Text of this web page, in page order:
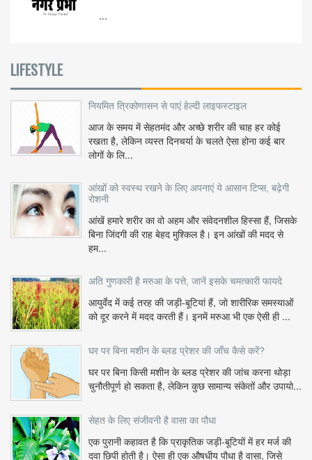
...
LIFESTYLE
नियमित त्रिकोणासन से पाएं हेल्दी लाइफस्टाइल
आज के समय में सेहतमंद और अच्छे शरीर की चाह हर कोई
रखता है, लेकिन व्यस्त दिनचर्या के चलते ऐसा होना कई बार
लोगों के लि...
आंखों को स्वस्थ रखने के लिए अपनाएं ये आसान टिप्स, बढ़ेगी
रोशनी
आंखें हमारे शरीर का वो अहम और संवेदनशील हिस्सा हैं, जिसके
बिना जिंदगी की राह बेहद मुश्किल है। इन आंखों की मदद से
हम...
अति गुणकारी है मरुआ के पत्ते, जानें इसके चमत्कारी फायदे
आयुर्वेद में कई तरह की जड़ी-बूटियां हैं, जो शारीरिक समस्याओं
को दूर करने में मदद करती हैं। इनमें मरुआ भी एक ऐसी ही ...
घर पर बिना मशीन के ब्लड प्रेशर की जाँच कैसे करें?
घर पर बिना किसी मशीन के ब्लड प्रेशर की जांच करना थोड़ा
चुनौतीपूर्ण हो सकता है, लेकिन कुछ सामान्य संकेतों और उपायो...
सेहत के लिए संजीवनी है वासा का पौधा
एक पुरानी कहावत है कि प्राकृतिक जड़ी-बूटियों में हर मर्ज की
दवा छिपी होती है। ऐसा ही एक औषधीय पौधा है वासा, जिसे